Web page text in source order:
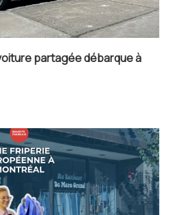
partagée débarque à